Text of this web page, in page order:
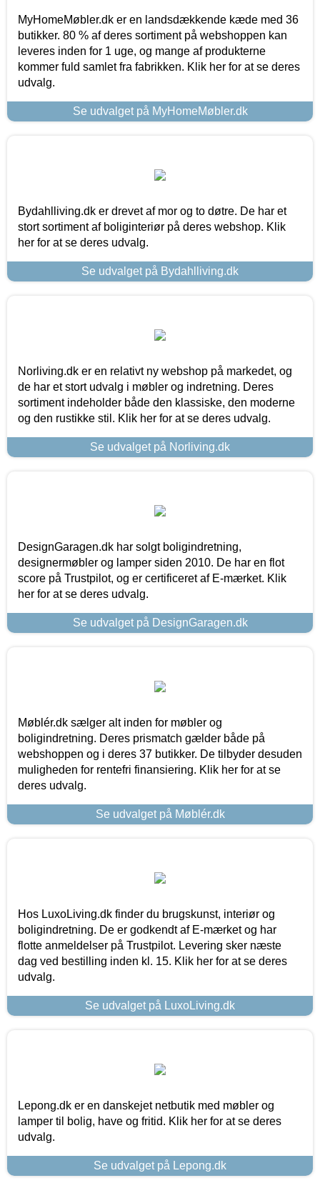
MyHomeMøbler.dk er en landsdækkende kæde med 36
butikker. 80 % af deres sortiment på webshoppen kan
leveres inden for 1 uge, og mange af produkterne
kommer fuld samlet fra fabrikken. Klik her for at se deres
udvalg.
Se udvalget på MyHomeMøbler.dk
Bydahlliving.dk er drevet af mor og to døtre. De har et
stort sortiment af boliginteriør på deres webshop. Klik
her for at se deres udvalg.
Se udvalget på Bydahlliving.dk
Norliving.dk er en relativt ny webshop på markedet, og
de har et stort udvalg i møbler og indretning. Deres
sortiment indeholder både den klassiske, den moderne
og den rustikke stil. Klik her for at se deres udvalg.
Se udvalget på Norliving.dk
DesignGaragen.dk har solgt boligindretning,
designermøbler og lamper siden 2010. De har en flot
score på Trustpilot, og er certificeret af E-mærket. Klik
her for at se deres udvalg.
Se udvalget på DesignGaragen.dk
Møblér.dk sælger alt inden for møbler og
boligindretning. Deres prismatch gælder både på
webshoppen og i deres 37 butikker. De tilbyder desuden
muligheden for rentefri finansiering. Klik her for at se
deres udvalg.
Se udvalget på Møblér.dk
Hos LuxoLiving.dk finder du brugskunst, interiør og
boligindretning. De er godkendt af E-mærket og har
flotte anmeldelser på Trustpilot. Levering sker næste
dag ved bestilling inden kl. 15. Klik her for at se deres
udvalg.
Se udvalget på LuxoLiving.dk
Lepong.dk er en danskejet netbutik med møbler og
lamper til bolig, have og fritid. Klik her for at se deres
udvalg.
Se udvalget på Lepong.dk